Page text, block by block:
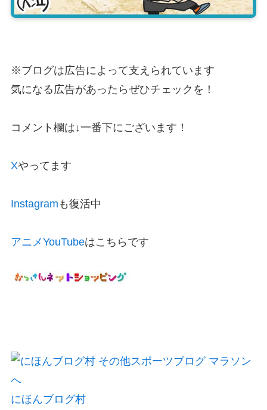
※ブログは広告によって支えられています
気になる広告があったらぜひチェックを！
コメント欄は↓一番下にございます！
Xやってます
Instagram も復活中
アニメYouTubeはこちらです
にほんブログ村